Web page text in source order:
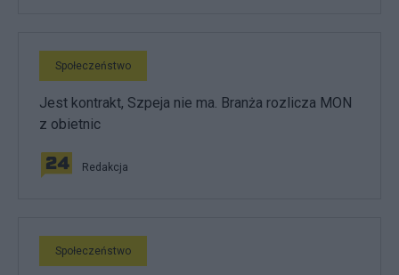
Społeczeństwo
Jest kontrakt, Szpeja nie ma. Branża rozlicza MON
z obietnic
Redakcja
Społeczeństwo